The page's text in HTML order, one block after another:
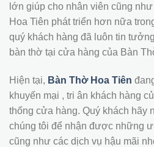
lớn giúp cho nhân viên cũng
Hoa Tiên phát triển hơn nữa
quý khách hàng đã luôn tin
bàn thờ tại cửa hàng của Bàn
Hiện tại, Bàn Thờ Hoa Tiên
khuyến mại , tri ân khách hàng
thống cửa hàng. Quý khách hãy
chúng tôi để nhận được những
cũng như các dịch vụ hậu mãi